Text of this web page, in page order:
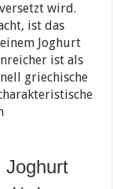
wird.
ist das
Joghurt
ist als
griechische
Joghurt